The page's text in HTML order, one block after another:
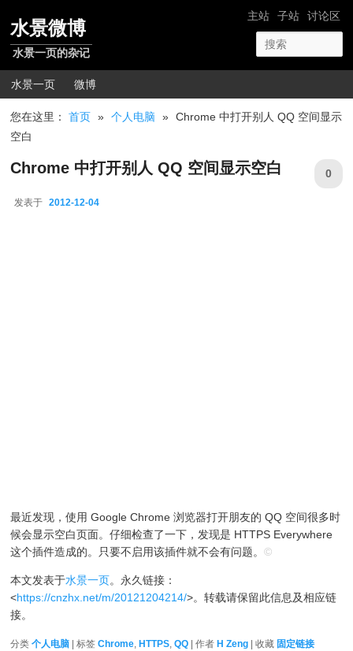
网站导航
主站 子站 讨论区
水景微博
水景一页的杂记
主菜单
水景一页 微博
您在这里：首页 » 个人电脑 » Chrome 中打开别人 QQ 空间显示
空白
Chrome 中打开别人 QQ 空间显示空白
发表于 2012-12-04
0
最近发现，使用 Google Chrome 浏览器打开朋友的 QQ 空间很多时
候会显示空白页面。仔细检查了一下，发现是 HTTPS Everywhere
这个插件造成的。只要不启用该插件就不会有问题。©
本文发表于水景一页。永久链接：
<https://cnzhx.net/m/20121204214/>。转载请保留此信息及相应链
接。
分类个人电脑 | 标签Chrome, HTTPS,QQ | 作者 H Zeng | 收藏 固定链接